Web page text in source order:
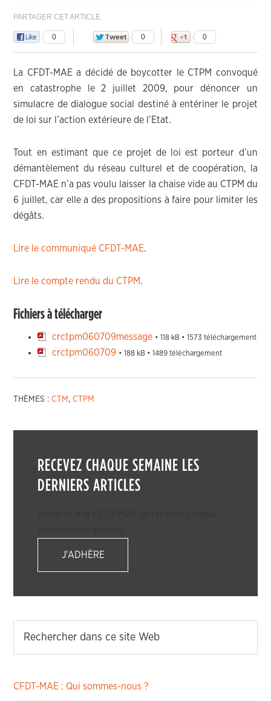
PARTAGER CET ARTICLE
0 0 0
La CFDT-MAE a décidé de boycotter le CTPM convoqué
en catastrophe le 2 juillet 2009, pour dénoncer un
simulacre de dialogue social destiné à entériner le projet
de loi sur l’action extérieure de l’Etat.
Tout en estimant que ce projet de loi est porteur d’un
démantèlement du réseau culturel et de coopération, la
CFDT-MAE n’a pas voulu laisser la chaise vide au CTPM du
6 juillet, car elle a des propositions à faire pour limiter les
dégâts.
Lire le communiqué CFDT-MAE.
Lire le compte rendu du CTPM.
Fichiers à télécharger
crctpm060709message • 118 kB • 1573 téléchargement
crctpm060709 • 188 kB • 1489 téléchargement
THÈMES :CTM ,CTPM
RECEVEZ CHAQUE SEMAINE LES
DERNIERS ARTICLES
J'ADHÈRE
CFDT-MAE : Qui sommes-nous ?